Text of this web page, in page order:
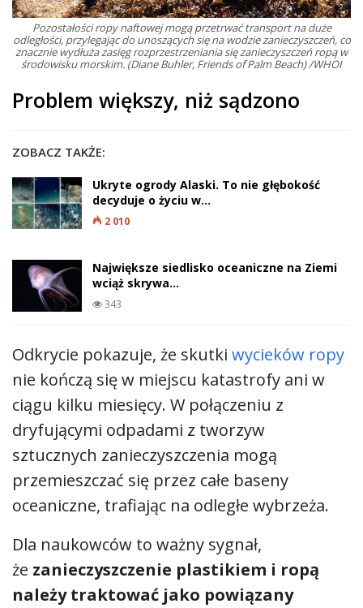
Pozostałości ropy naftowej mogą przetrwać transport na duże
odległości, przylegając do unoszących się na wodzie zanieczyszczeń, co
znacznie wydłuża zasięg rozprzestrzeniania się zanieczyszczeń ropą w
środowisku morskim. (Diane Buhler, Friends of Palm Beach) /WHOI
Problem większy, niż sądzono
ZOBACZ TAKŻE:
Ukryte ogrody Alaski. To nie głębokość
decyduje o życiu w…
2 010
Największe siedlisko oceaniczne na Ziemi
wciąż skrywa…
343
Odkrycie pokazuje, że skutki wycieków ropy
nie kończą się w miejscu katastrofy ani w
ciągu kilku miesięcy. W połączeniu z
dryfującymi odpadami z tworzyw
sztucznych zanieczyszczenia mogą
przemieszczać się przez całe baseny
oceaniczne, trafiając na odległe wybrzeża.
Dla naukowców to ważny sygnał,
że zanieczyszczenie plastikiem i ropą
należy traktować jako powiązany